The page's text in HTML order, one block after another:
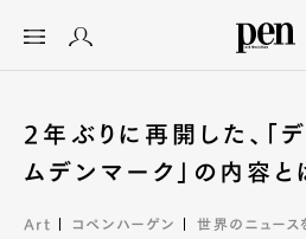
2年ぶりに再開した、「
ムデンマーク」の内容と
Art コペンハーゲン 世界のニュース